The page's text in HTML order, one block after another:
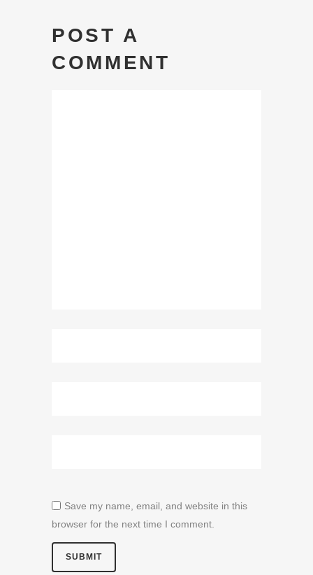
POST A
COMMENT
Save my name, email, and website in this
browser for the next time I comment.